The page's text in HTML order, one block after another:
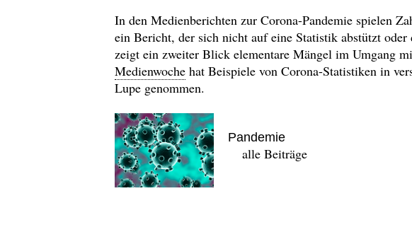
In den Medienberichten zur Corona-Pandemie spielen
ein Bericht, der sich nicht auf eine Statistik abstützt
zeigt ein zweiter Blick elementare Mängel im Umgang
Medienwoche hat Beispiele von Corona-Statistiken in
Lupe genommen.
Pandemie
alle Beiträge